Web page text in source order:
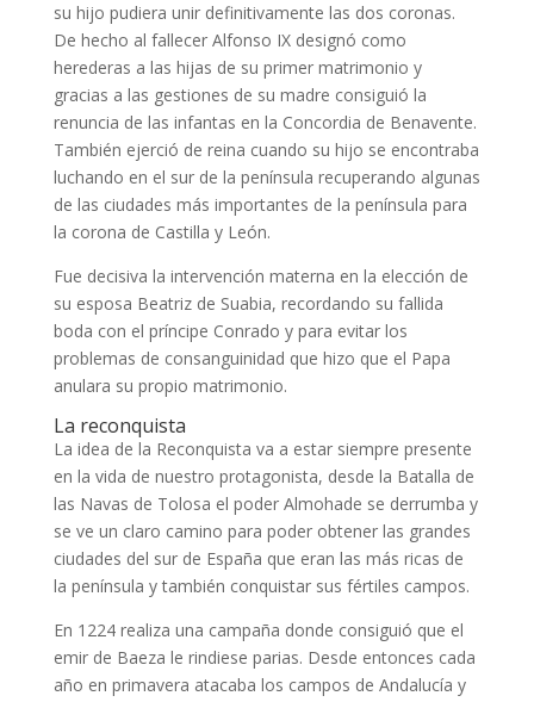
su hijo pudiera unir definitivamente las dos coronas.
De hecho al fallecer Alfonso IX designó como
herederas a las hijas de su primer matrimonio y
gracias a las gestiones de su madre consiguió la
renuncia de las infantas en la Concordia de Benavente.
También ejerció de reina cuando su hijo se encontraba
luchando en el sur de la península recuperando algunas
de las ciudades más importantes de la península para
la corona de Castilla y León.
Fue decisiva la intervención materna en la elección de
su esposa Beatriz de Suabia, recordando su fallida
boda con el príncipe Conrado y para evitar los
problemas de consanguinidad que hizo que el Papa
anulara su propio matrimonio.
La reconquista
La idea de la Reconquista va a estar siempre presente
en la vida de nuestro protagonista, desde la Batalla de
las Navas de Tolosa el poder Almohade se derrumba y
se ve un claro camino para poder obtener las grandes
ciudades del sur de España que eran las más ricas de
la península y también conquistar sus fértiles campos.
En 1224 realiza una campaña donde consiguió que el
emir de Baeza le rindiese parias. Desde entonces cada
año en primavera atacaba los campos de Andalucía y